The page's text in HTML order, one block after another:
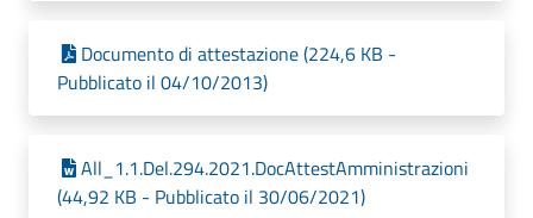
Documento di attestazione (224,6 KB -
Pubblicato il 04/10/2013)
All_1.1.Del.294.2021.DocAttestAmministrazioni
(44,92 KB - Pubblicato il 30/06/2021)